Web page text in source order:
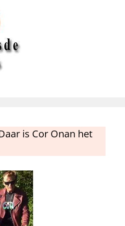
is Cor Onan het